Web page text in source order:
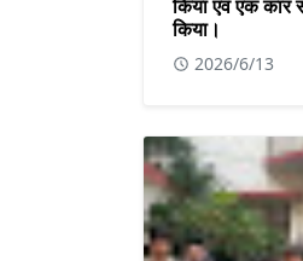
किया एवं एक कार
किया।
2026/6/13